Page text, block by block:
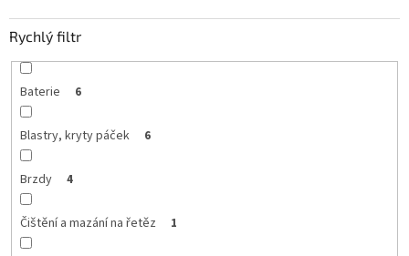
Rychlý filtr
Baterie 6
Blastry, kryty páček 6
Brzdy 4
Čištění a mazání na řetěz 1